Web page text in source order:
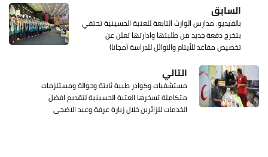
السابق
بالفيديو: مدارس الوارث التابعة للعتبة الحسينية تحتفي
بتخرج دفعة جديد من طلبتها وادارتها تعلن عن
تخصيص مقاعد للأيتام والاوائل للدراسة (مجانا)
التالي
مستشفيات وكوادر طبية ثابتة وجوالة ومستلزمات
متكاملة تسخرها العتبة الحسينية لتقديم افضل
الخدمات للزائرين خلال زيارة عرفة وعيد الاضحى